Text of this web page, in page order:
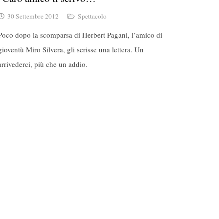
30 Settembre 2012 Spettacolo
dopo la scomparsa di Herbert Pagani, l’amico di
Miro Silvera, gli scrisse una lettera. Un
più che un addio.